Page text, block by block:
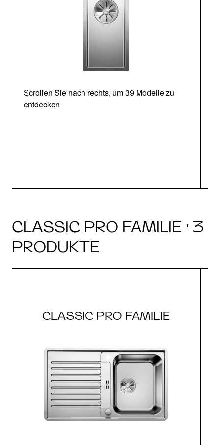
Scrollen Sie nach rechts, um 39 Modelle zu
entdecken
CLASSIC PRO FAMILIE · 3
PRODUKTE
CLASSIC PRO FAMILIE